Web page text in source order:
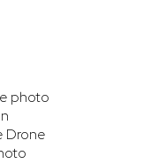
photo
Drone